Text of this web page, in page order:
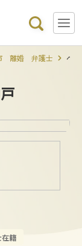
離婚 弁護士 ベ
在籍